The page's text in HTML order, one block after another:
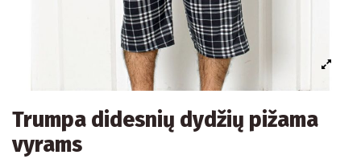
Trumpa didesnių dydžių pižama
vyrams